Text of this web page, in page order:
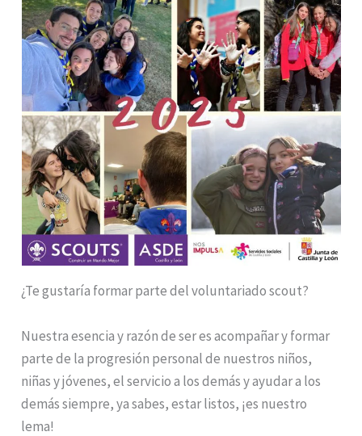
¿Te gustaría formar parte del voluntariado scout?
Nuestra esencia y razón de ser es acompañar y formar
parte de la progresión personal de nuestros niños,
niñas y jóvenes, el servicio a los demás y ayudar a los
demás siempre, ya sabes, estar listos, ¡es nuestro
lema!